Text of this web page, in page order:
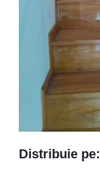
Distribuie pe: